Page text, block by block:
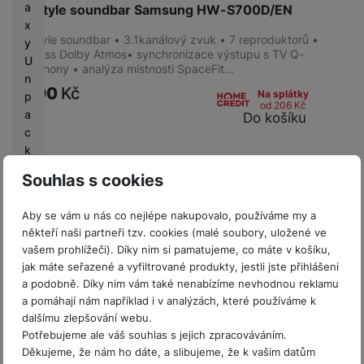
Souhlas s cookies
Aby se vám u nás co nejlépe nakupovalo, používáme my a
někteří naši partneři tzv. cookies (malé soubory, uložené ve
vašem prohlížeči). Díky nim si pamatujeme, co máte v košíku,
jak máte seřazené a vyfiltrované produkty, jestli jste přihlášeni
a podobně. Díky nim vám také nenabízíme nevhodnou reklamu
a pomáhají nám například i v analýzách, které používáme k
dalšímu zlepšování webu.
Potřebujeme ale váš souhlas s jejich zpracováváním.
Děkujeme, že nám ho dáte, a slibujeme, že k vašim datům
a
x
y
U
n
p
a
c
k
d
M
o
bi
le
O
ut
fit
te
Lifestyle soundbar Samsung HW-S700D/EN
Lifestyle soundbar • 3.1kanálový zvuk • 7 reproduktorů •
Wireless Dolby Atmos• synchronizace výstupu s TV Q-
Symphony • analýza místnosti SpaceFit…
7 990 Kč
Na splátky
od 206 Kč
Do košíku
Zobrazeno produktů:
Prodejny Samsung